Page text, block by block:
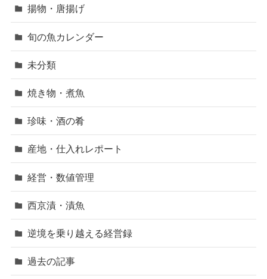
揚物・唐揚げ
旬の魚カレンダー
未分類
焼き物・煮魚
珍味・酒の肴
産地・仕入れレポート
経営・数値管理
西京漬・漬魚
逆境を乗り越える経営録
過去の記事